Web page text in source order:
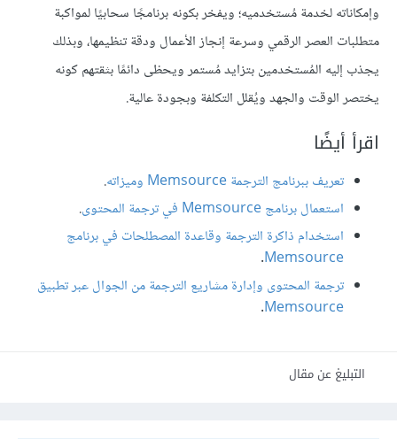
وإمكاناته لخدمة مُستخدميه؛ ويفخر بكونه برنامجًا سحابيًا لمواكبة
متطلبات العصر الرقمي وسرعة إنجاز الأعمال ودقة تنظيمها، وبذلك
يجذب إليه المُستخدمين بتزايد مُستمر ويحظى دائمًا بثقتهم كونه
يختصر الوقت والجهد ويُقلل التكلفة وبجودة عالية.
اقرأ أيضًا
تعريف ببرنامج الترجمة Memsource وميزاته
.
استعمال برنامج Memsource في ترجمة المحتوى
.
استخدام ذاكرة الترجمة وقاعدة المصطلحات في برنامج
Memsource
.
ترجمة المحتوى وإدارة مشاريع الترجمة من الجوال عبر تطبيق
Memsource
.
التبليغ عن مقال